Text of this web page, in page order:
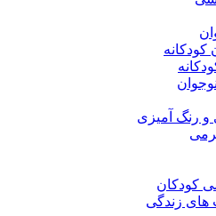
کودکانه
و رنگ آمیزی
کودکان
های زندگی